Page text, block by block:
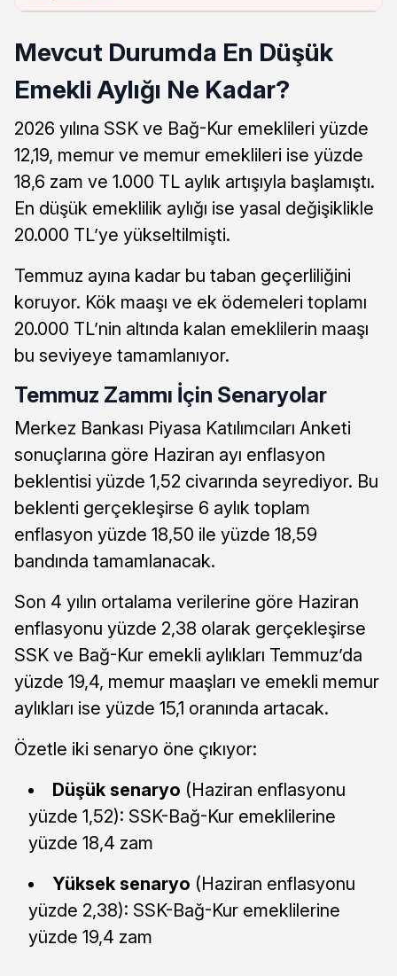
Mevcut Durumda En Düşük
Emekli Aylığı Ne Kadar?
2026 yılına SSK ve Bağ-Kur emeklileri yüzde
12,19, memur ve memur emeklileri ise yüzde
18,6 zam ve 1.000 TL aylık artışıyla başlamıştı.
En düşük emeklilik aylığı ise yasal değişiklikle
20.000 TL’ye yükseltilmişti.
Temmuz ayına kadar bu taban geçerliliğini
koruyor. Kök maaşı ve ek ödemeleri toplamı
20.000 TL’nin altında kalan emeklilerin maaşı
bu seviyeye tamamlanıyor.
Temmuz Zammı İçin Senaryolar
Merkez Bankası Piyasa Katılımcıları Anketi
sonuçlarına göre Haziran ayı enflasyon
beklentisi yüzde 1,52 civarında seyrediyor. Bu
beklenti gerçekleşirse 6 aylık toplam
enflasyon yüzde 18,50 ile yüzde 18,59
bandında tamamlanacak.
Son 4 yılın ortalama verilerine göre Haziran
enflasyonu yüzde 2,38 olarak gerçekleşirse
SSK ve Bağ-Kur emekli aylıkları Temmuz’da
yüzde 19,4, memur maaşları ve emekli memur
aylıkları ise yüzde 15,1 oranında artacak.
Özetle iki senaryo öne çıkıyor:
Düşük senaryo (Haziran enflasyonu
yüzde 1,52): SSK-Bağ-Kur emeklilerine
yüzde 18,4 zam
Yüksek senaryo (Haziran enflasyonu
yüzde 2,38): SSK-Bağ-Kur emeklilerine
yüzde 19,4 zam